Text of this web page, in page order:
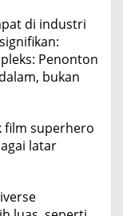
di industri
Penonton
bukan
film superhero
latar